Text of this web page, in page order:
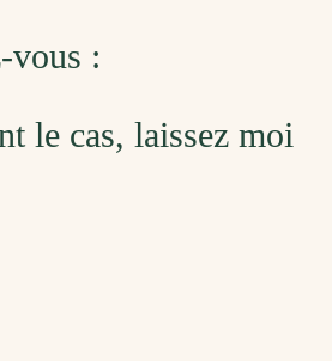
vous :
le cas, laissez moi